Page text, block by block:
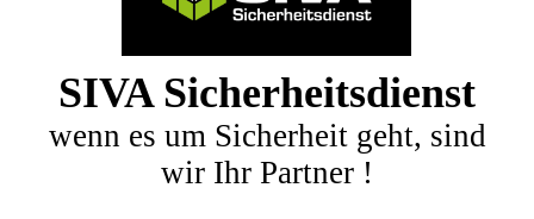
SIVA Sicherheitsdienst
wenn es um Sicherheit geht, sind
wir Ihr Partner !